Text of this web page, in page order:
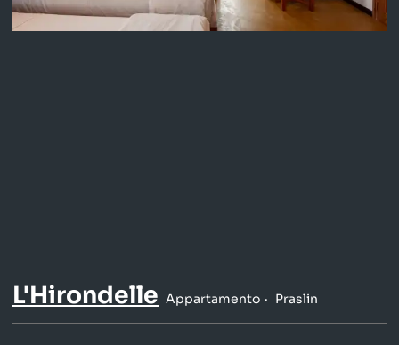
L'Hirondelle Appartamento Praslin